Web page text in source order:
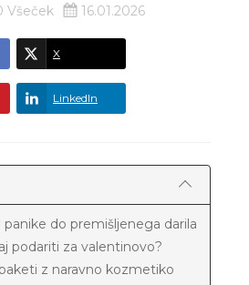
Všeček 16.01.2026
X
LinkedIn
panike do premišljenega darila
podariti za valentinovo?
z naravno kozmetiko